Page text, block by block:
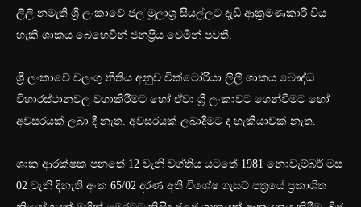
ලිලී නමැති ශ්‍රී ලංකාවේ ජල මූලාශ්‍ර සියල්ලට දැඩි ආක්‍රමණකාරී විය
හැකි ශාකය බෙහෙවින් ජනප්‍රිය වෙමින් පවතී.
ශ්‍රී ලංකාවේ වලංගු නීතිය අනුව වික්ටෝරියා ලිලී ශාකය බෞද්ධ
විහාරස්ථානවල වගාකිරීමට හෝ ඒවා ශ්‍රී ලංකාවට ගෙන්වීමට හෝ
අවසරයක් ලබා දී නැත. අවසරයක් ලබාදීමට ද හැකියාවක් නැත.
ශාක ආරක්ෂක පනතේ 12 වැනි වග්තිය යටතේ 1981 නොවැම්බර් මස
02 වැනි දිනැති අංක 65/02 දරණ අති විශේෂ ගැසට් පත්‍රයේ ප්‍රකාශිත